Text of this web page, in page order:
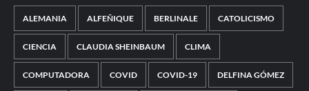
ALEMANIA ALFEÑIQUE BERLINALE CATOLICISMO
CIENCIA CLAUDIA SHEINBAUM CLIMA
COMPUTADORA COVID COVID-19 DELFINA GÓMEZ